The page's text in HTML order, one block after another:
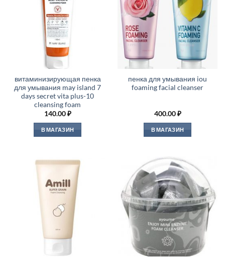
витаминизирующая пенка
для умывания may island 7
days secret vita plus-10
cleansing foam
140.00₽
В МАГАЗИН
пенка для умывания iou
foaming facial cleanser
400.00₽
В МАГАЗИН